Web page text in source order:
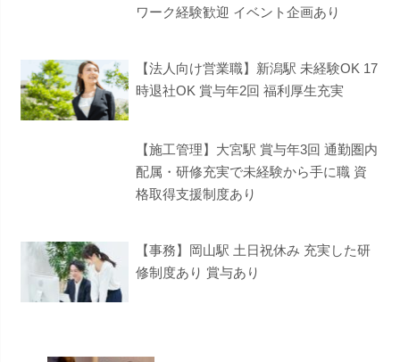
ワーク経験歓迎 イベント企画あり
【法人向け営業職】新潟駅 未経験OK 17
時退社OK 賞与年2回 福利厚生充実
【施工管理】大宮駅 賞与年3回 通勤圏内
配属・研修充実で未経験から手に職 資
格取得支援制度あり
【事務】岡山駅 土日祝休み 充実した研
修制度あり 賞与あり